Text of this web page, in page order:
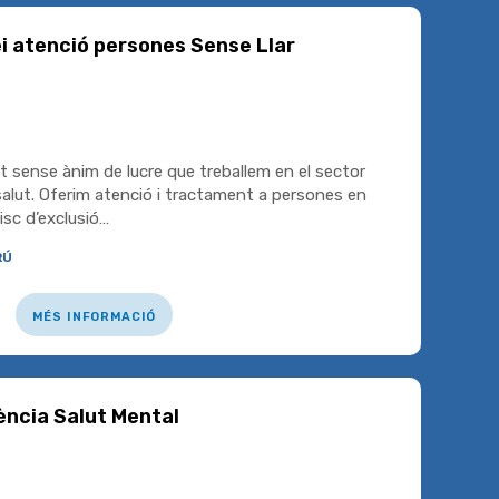
atenció persones Sense Llar
sense ànim de lucre que treballem en el sector
Oferim atenció i tractament a persones en
d’exclusió…
més informació
Salut Mental